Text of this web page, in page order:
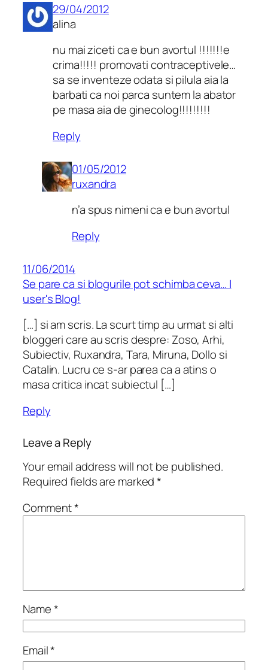
29/04/2012
alina
nu mai ziceti ca e bun avortul !!!!!!!e
crima!!!!! promovati contraceptivele…
sa se inventeze odata si pilula aia la
barbati ca noi parca suntem la abator
pe masa aia de ginecolog!!!!!!!!!
Reply
01/05/2012
ruxandra
n’a spus nimeni ca e bun avortul
Reply
11/06/2014
Se pare ca si blogurile pot schimba ceva… |
user's Blog!
[…] si am scris. La scurt timp au urmat si alti
bloggeri care au scris despre: Zoso, Arhi,
Subiectiv, Ruxandra, Tara, Miruna, Dollo si
Catalin. Lucru ce s-ar parea ca a atins o
masa critica incat subiectul […]
Reply
Leave a Reply
Your email address will not be published.
Required fields are marked*
Comment*
Name*
Email*